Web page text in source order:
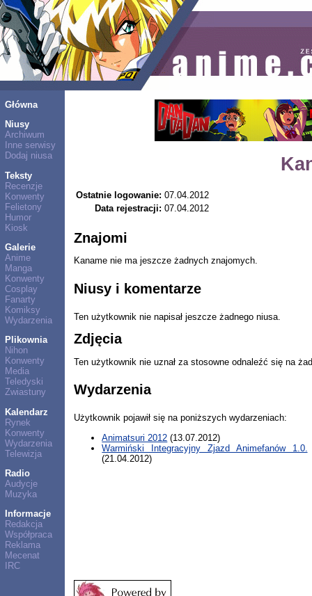
Główna
Niusy
Archiwum
Inne serwisy
Dodaj niusa
Teksty
Recenzje
Konwenty
Felietony
Humor
Kiosk
Galerie
Anime
Manga
Konwenty
Cosplay
Fanarty
Komiksy
Wydarzenia
Plikownia
Nihon
Konwenty
Media
Teledyski
Zwiastuny
Kalendarz
Rynek
Konwenty
Wydarzenia
Telewizja
Radio
Audycje
Muzyka
Informacje
Redakcja
Współpraca
Reklama
Mecenat
IRC
Ostatnie logowanie: 07.04.2012
Data rejestracji: 07.04.2012
Znajomi
Kaname nie ma jeszcze żadnych znajomych.
Niusy i komentarze
Ten użytkownik nie napisał jeszcze żadnego niusa.
Zdjęcia
Ten użytkownik nie uznał za stosowne odnaleźć się na
Wydarzenia
Użytkownik pojawił się na poniższych wydarzeniach:
Animatsuri 2012 (13.07.2012)
Warmiński Integracyjny Zjazd Animefanów 1.0.
(21.04.2012)